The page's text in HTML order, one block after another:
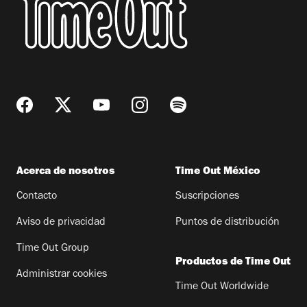
Acerca de nosotros
Contacto
Aviso de privacidad
Time Out Group
Administrar cookies
Time Out México
Suscripciones
Puntos de distribución
Productos de Time Out
Time Out Worldwide